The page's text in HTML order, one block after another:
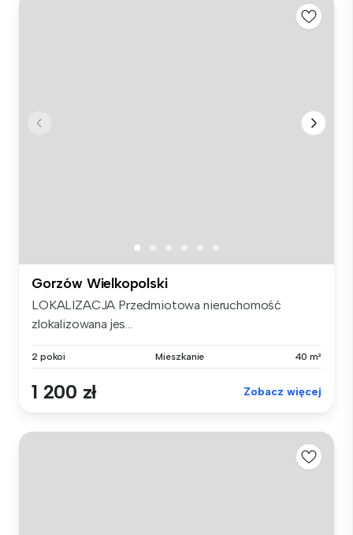
Gorzów Wielkopolski
LOKALIZACJA Przedmiotowa nieruchomość
zlokalizowana jes...
2 pokoi Mieszkanie 40 m²
1 200 zł Zobacz więcej